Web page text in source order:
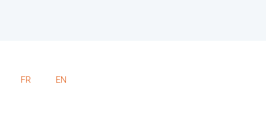
FR EN